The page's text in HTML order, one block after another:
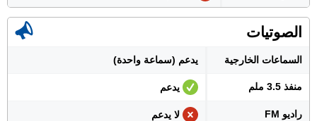
الصوتيات
السماعات الخارجية يدعم (سماعة واحدة)
منفذ 3.5 ملم يدعم
راديو FM لا يدعم